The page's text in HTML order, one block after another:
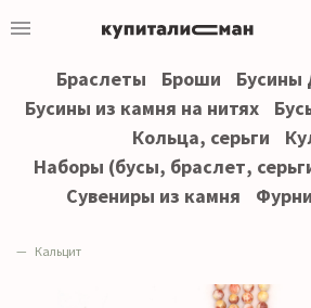
Браслеты Броши
Бусины
Бусины из камня на нитях
Кольца, серьги
Наборы (бусы, браслет,
Сувениры из камня
Кальцит